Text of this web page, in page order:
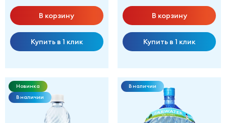
В корзину
Купить в 1 клик
В корзину
Купить в 1 клик
Новинка
В наличии
В наличии